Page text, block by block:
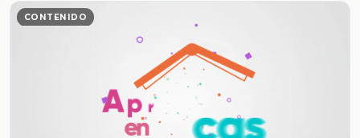
CONTENIDO